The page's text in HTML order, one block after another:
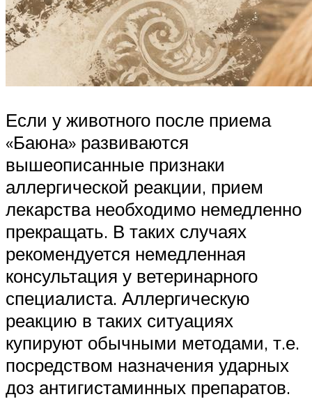
Если у животного после приема
«Баюна» развиваются
вышеописанные признаки
аллергической реакции, прием
лекарства необходимо немедленно
прекращать. В таких случаях
рекомендуется немедленная
консультация у ветеринарного
специалиста. Аллергическую
реакцию в таких ситуациях
купируют обычными методами, т.е.
посредством назначения ударных
доз антигистаминных препаратов.